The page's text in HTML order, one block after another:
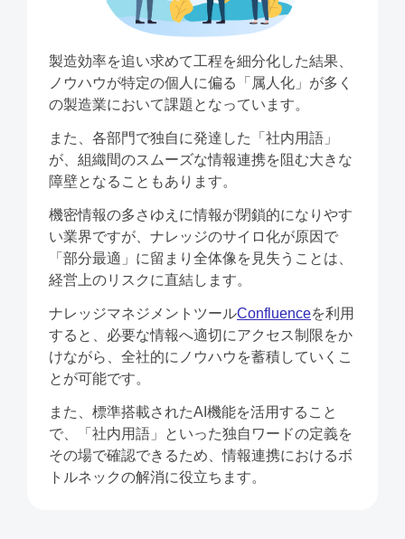
製造効率を追い求めて⼯程を細分化した結果、
ノウハウが特定の個⼈に偏る「属⼈化」が多く
の製造業において課題となっています。
また、各部⾨で独⾃に発達した「社内⽤語」
が、組織間のスムーズな情報連携を阻む⼤きな
障壁となることもあります。
機密情報の多さゆえに情報が閉鎖的になりやす
い業界ですが、ナレッジのサイロ化が原因で
「部分最適」に留まり全体像を⾒失うことは、
経営上のリスクに直結します。
ナレッジマネジメントツールConfluenceを利⽤
すると、必要な情報へ適切にアクセス制限をか
けながら、全社的にノウハウを蓄積していくこ
とが可能です。
また、標準搭載されたAI機能を活⽤すること
で、「社内⽤語」といった独⾃ワードの定義を
その場で確認できるため、情報連携におけるボ
トルネックの解消に役⽴ちます。